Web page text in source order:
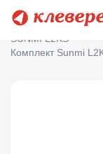
Главная
SUNMI L2KS
Комплект Sunmi